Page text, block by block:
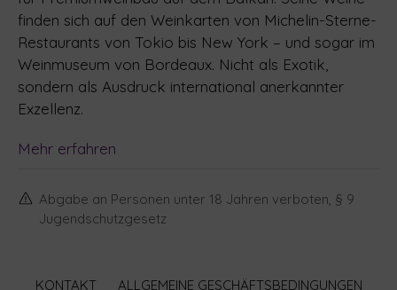
finden sich auf den Weinkarten von Michelin-Sterne-
Restaurants von Tokio bis New York – und sogar im
Weinmuseum von Bordeaux. Nicht als Exotik,
sondern als Ausdruck international anerkannter
Exzellenz.
Mehr erfahren
Abgabe an Personen unter 18 Jahren verboten, § 9
Jugendschutzgesetz
KONTAKT ALLGEMEINE GESCHÄFTSBEDINGUNGEN